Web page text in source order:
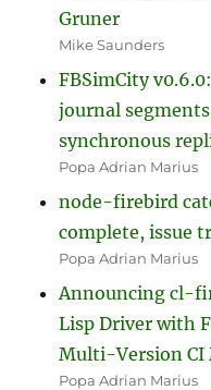
Gruner
Mike Saunders
FBSimCity
journal
synchronous
Popa Adrian Marius
node-firebird
complete, issue
Popa Adrian Marius
Announcing cl-
Lisp Driver with
Multi-Version CI
Popa Adrian Marius